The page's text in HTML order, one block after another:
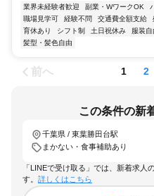
業界未経験者歓迎 副業・WワークOK
職場見学可
経験不問 交通費全額支給
育休あり
シフト制 土日祝休み 服装自
髪型・髪色自由
前へ 1 2
この条件の新
千葉県 / 東葉勝田台駅
まかない・食事補助あり
「LINEで受け取る」では、新着求人
す。 詳しくはこちら